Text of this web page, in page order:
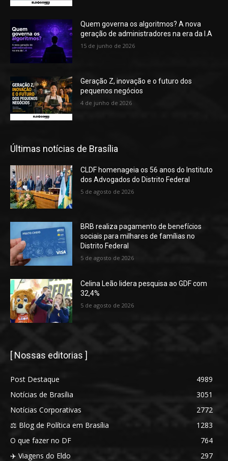
Quem governa os algoritmos? A nova
geração de administradores na era da I.A
15 de junho de 2026
Geração Z, inovação e o futuro dos
pequenos negócios
4 de junho de 2026
Últimas notícias de Brasília
CLDF homenageia os 56 anos do Instituto
dos Advogados do Distrito Federal
5 de agosto de 2026
BRB realiza pagamento de benefícios
sociais para milhares de famílias no
Distrito Federal
5 de agosto de 2026
Celina Leão lidera pesquisa ao GDF com
32,4%
5 de agosto de 2026
[ Nossas editorias ]
Post Destaque
4989
Notícias de Brasília
3051
Notícias Corporativas
2772
⚖️ Blog de Política em Brasília
1283
O que fazer no DF
764
✈️ Viagens do Eldo
297